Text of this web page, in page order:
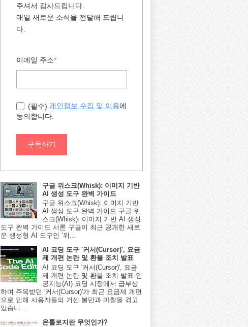
주셔서 감사드립니다.
매일 새로운 소식을 전달해 드립니
다.
이메일 주소*
(필수) 개인정보 수집 및 이용에
동의합니다.
구독하기
구글 위스크(Whisk): 이미지 기반
AI 생성 도구 완벽 가이드
구글 위스크(Whisk): 이미지 기반
AI 생성 도구 완벽 가이드 구글 위
스크(Whisk): 이미지 기반 AI 생성
도구 완벽 가이드 서론 구글이 최근 공개한 새로
운 생성형 AI 도구인 ‘위...
AI 코딩 도구 '커서(Cursor)', 요금
제 개편 논란 및 환불 조치 발표
AI 코딩 도구 '커서(Cursor)', 요금
제 개편 논란 및 환불 조치 발표 인
공지능(AI) 코딩 시장에서 급부상
하며 주목받던 '커서(Cursor)'가 최근 요금제 개편
으로 인해 사용자들의 거센 불만과 마찰을 겪고
있습니...
온톨로지란 무엇인가?